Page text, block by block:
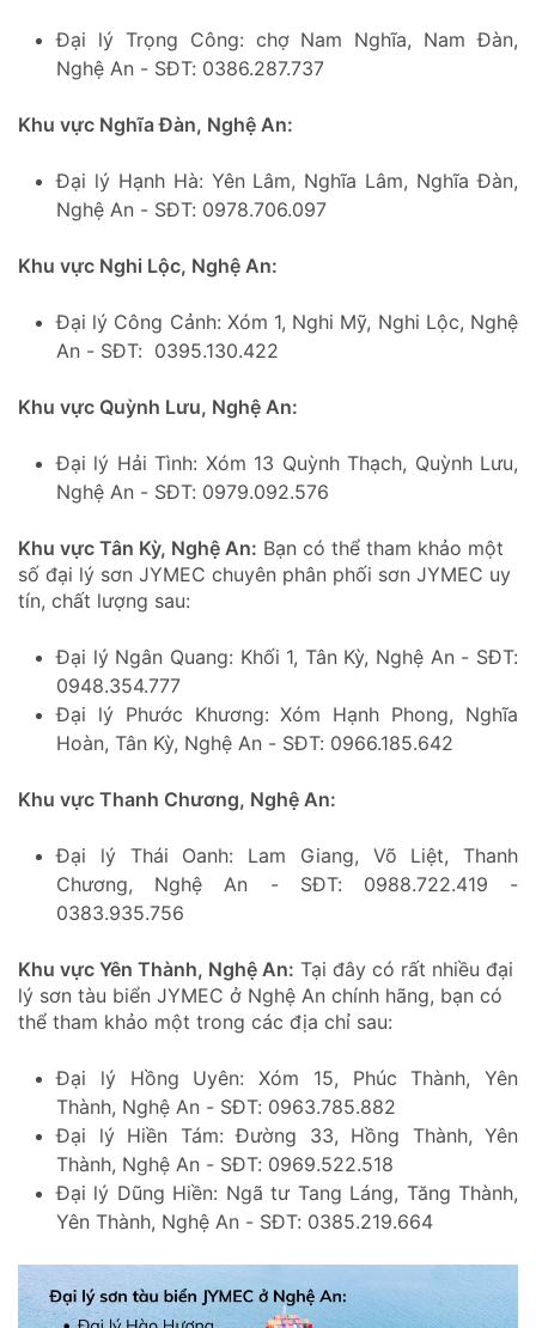
Đại lý Trọng Công: chợ Nam Nghĩa, Nam Đàn,
Nghệ An - SĐT: 0386.287.737
Khu vực Nghĩa Đàn, Nghệ An:
Đại lý Hạnh Hà: Yên Lâm, Nghĩa Lâm, Nghĩa Đàn,
Nghệ An - SĐT: 0978.706.097
Khu vực Nghi Lộc, Nghệ An:
Đại lý Công Cảnh: Xóm 1, Nghi Mỹ, Nghi Lộc, Nghệ
An - SĐT: 0395.130.422
Khu vực Quỳnh Lưu, Nghệ An:
Đại lý Hải Tình: Xóm 13 Quỳnh Thạch, Quỳnh Lưu,
Nghệ An - SĐT: 0979.092.576
Khu vực Tân Kỳ, Nghệ An: Bạn có thể tham khảo một
số đại lý sơn JYMEC chuyên phân phối sơn JYMEC uy
tín, chất lượng sau:
Đại lý Ngân Quang: Khối 1, Tân Kỳ, Nghệ An - SĐT:
0948.354.777
Đại lý Phước Khương: Xóm Hạnh Phong, Nghĩa
Hoàn, Tân Kỳ, Nghệ An - SĐT: 0966.185.642
Khu vực Thanh Chương, Nghệ An:
Đại lý Thái Oanh: Lam Giang, Võ Liệt, Thanh
Chương, Nghệ An - SĐT: 0988.722.419 -
0383.935.756
Khu vực Yên Thành, Nghệ An: Tại đây có rất nhiều đại
lý sơn tàu biển JYMEC ở Nghệ An chính hãng, bạn có
thể tham khảo một trong các địa chỉ sau:
Đại lý Hồng Uyên: Xóm 15, Phúc Thành, Yên
Thành, Nghệ An - SĐT: 0963.785.882
Đại lý Hiền Tám: Đường 33, Hồng Thành, Yên
Thành, Nghệ An - SĐT: 0969.522.518
Đại lý Dũng Hiền: Ngã tư Tang Láng, Tăng Thành,
Yên Thành, Nghệ An - SĐT: 0385.219.664